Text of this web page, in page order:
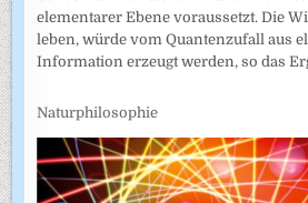
elementarer Ebene voraussetzt. Die
leben, würde vom Quantenzufall aus
Information erzeugt werden, so das
Naturphilosophie